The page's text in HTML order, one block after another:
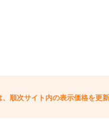
順次サイト内の表示価格を更新